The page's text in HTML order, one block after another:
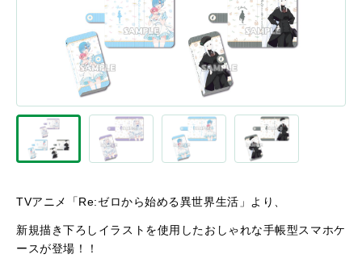
TVアニメ「Re:ゼロから始める異世界生活」より、
新規描き下ろしイラストを使用したおしゃれな手帳型スマホケ
ースが登場！！